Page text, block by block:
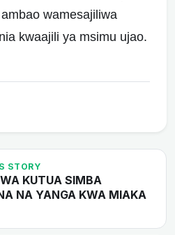
wamesajiliwa
kwaajili ya msimu ujao.
STORY
KUTUA SIMBA
NA YANGA KWA MIAKA